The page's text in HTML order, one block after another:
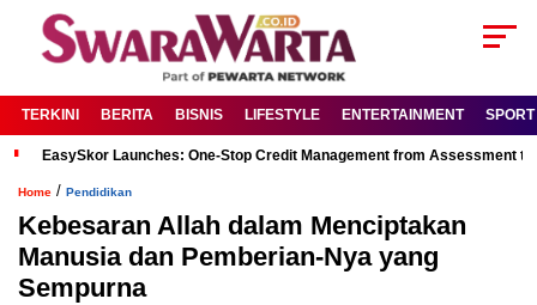
TERKINI BERITA BISNIS LIFESTYLE ENTERTAINMENT SPORT
EasySkor Launches: One-Stop Credit Management from Assessment
Home / Pendidikan
Kebesaran Allah dalam Menciptakan
Manusia dan Pemberian-Nya yang
Sempurna